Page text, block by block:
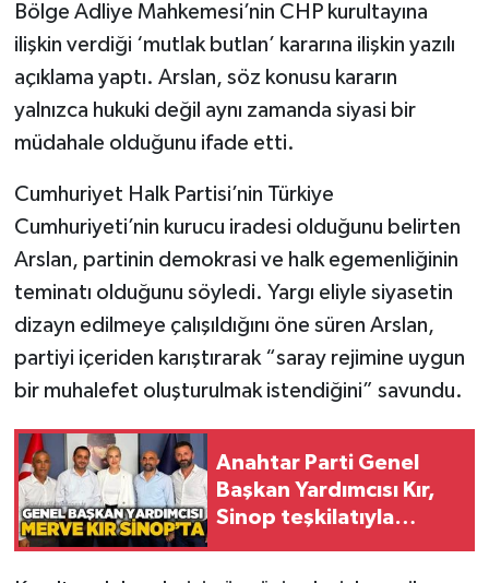
Bölge Adliye Mahkemesi’nin CHP kurultayına
ilişkin verdiği ‘mutlak butlan’ kararına ilişkin yazılı
açıklama yaptı. Arslan, söz konusu kararın
yalnızca hukuki değil aynı zamanda siyasi bir
müdahale olduğunu ifade etti.
Cumhuriyet Halk Partisi’nin Türkiye
Cumhuriyeti’nin kurucu iradesi olduğunu belirten
Arslan, partinin demokrasi ve halk egemenliğinin
teminatı olduğunu söyledi. Yargı eliyle siyasetin
dizayn edilmeye çalışıldığını öne süren Arslan,
partiyi içeriden karıştırarak “saray rejimine uygun
bir muhalefet oluşturulmak istendiğini” savundu.
Anahtar Parti Genel
Başkan Yardımcısı Kır,
Sinop teşkilatıyla
Kilimli
Kültür - Sanat
MAGAZİN
Politika
Resmi İlan
Röportaj
Sağlık
Spor
Ulusal